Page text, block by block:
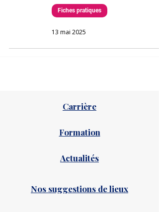
Fiches pratiques
13 mai 2025
Carrière
Formation
Actualités
Nos suggestions de lieux